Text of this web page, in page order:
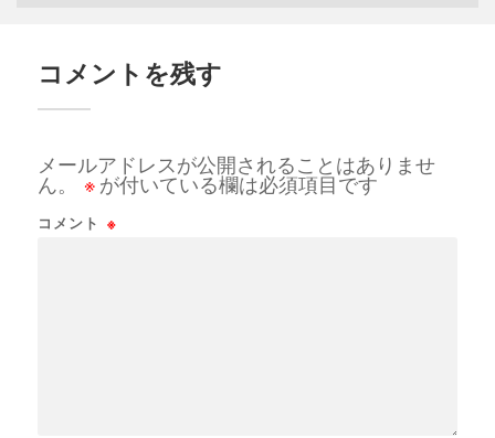
コメントを残す
メールアドレスが公開されることはありませ
ん。
※ が付いている欄は必須項目です
コメント ※